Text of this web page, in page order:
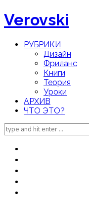
Verovski
РУБРИКИ
Дизайн
Фриланс
Книги
Теория
Уроки
АРХИВ
ЧТО ЭТО?
Search